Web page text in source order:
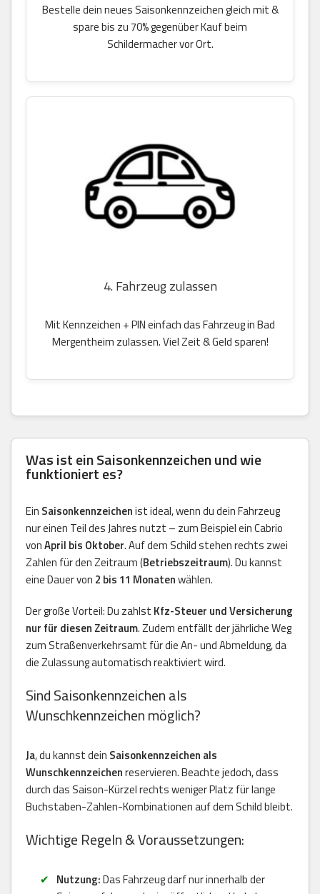
Bestelle dein neues Saisonkennzeichen gleich mit &
spare bis zu 70% gegenüber Kauf beim
Schildermacher vor Ort.
4. Fahrzeug zulassen
Mit Kennzeichen + PIN einfach das Fahrzeug in Bad
Mergentheim zulassen. Viel Zeit & Geld sparen!
Was ist ein Saisonkennzeichen und wie
funktioniert es?
Ein Saisonkennzeichenist ideal, wenn du dein Fahrzeug
nur einen Teil des Jahres nutzt – zum Beispiel ein Cabrio
vonApril bis Oktober. Auf dem Schild stehen rechts zwei
Zahlen für den Zeitraum (Betriebszeitraum). Du kannst
eine Dauer von 2 bis 11 Monatenwählen.
Der große Vorteil: Du zahlst Kfz-Steuer und Versicherung
nur für diesen Zeitraum. Zudem entfällt der jährliche Weg
zum Straßenverkehrsamt für die An- und Abmeldung, da
die Zulassung automatisch reaktiviert wird.
Sind Saisonkennzeichen als
Wunschkennzeichen möglich?
Ja, du kannst dein Saisonkennzeichen als
Wunschkennzeichenreservieren. Beachte jedoch, dass
durch das Saison-Kürzel rechts weniger Platz für lange
Buchstaben-Zahlen-Kombinationen auf dem Schild bleibt.
Wichtige Regeln & Voraussetzungen:
Nutzung:Das Fahrzeug darf nur innerhalb der